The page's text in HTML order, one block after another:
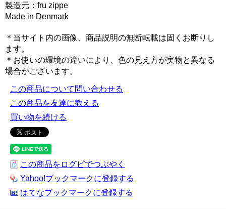
製造元：fru zippe
Made in Denmark
＊当サイト内の画像、商品説明の無断転載は固くお断りし
ます。
＊お使いの環境の違いにより、色の見え方が実物と異なる
場合がございます。
この商品について問い合わせる
この商品を友達に教える
買い物を続ける
この商品をログピでつぶやく
Yahoo!ブックマークに登録する
はてなブックマークに登録する